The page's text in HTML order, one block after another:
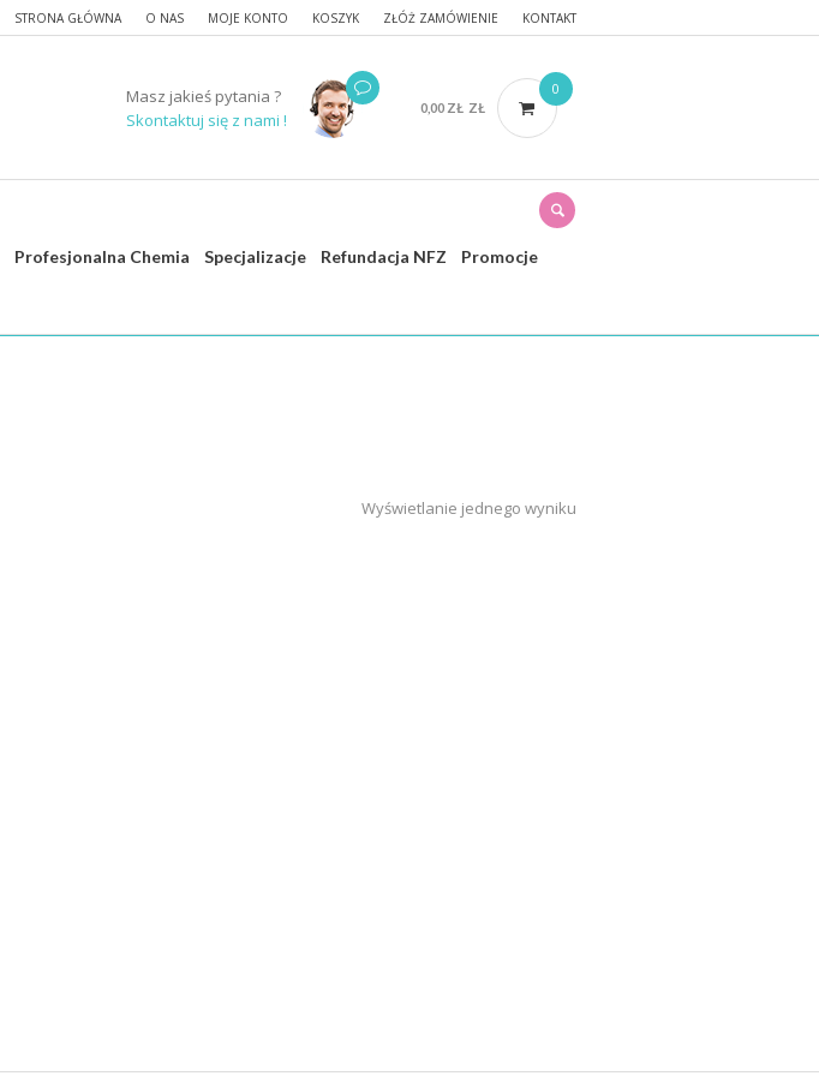
STRONA GŁÓWNA O NAS MOJE KONTO KOSZYK ZŁÓŻ ZAMÓWIENIE KONTAKT
Masz jakieś pytania ?
Skontaktuj się z nami !
0,00 ZŁ ZŁ
0
Profesjonalna Chemia Specjalizacje Refundacja NFZ Promocje
Wyświetlanie jednego wyniku